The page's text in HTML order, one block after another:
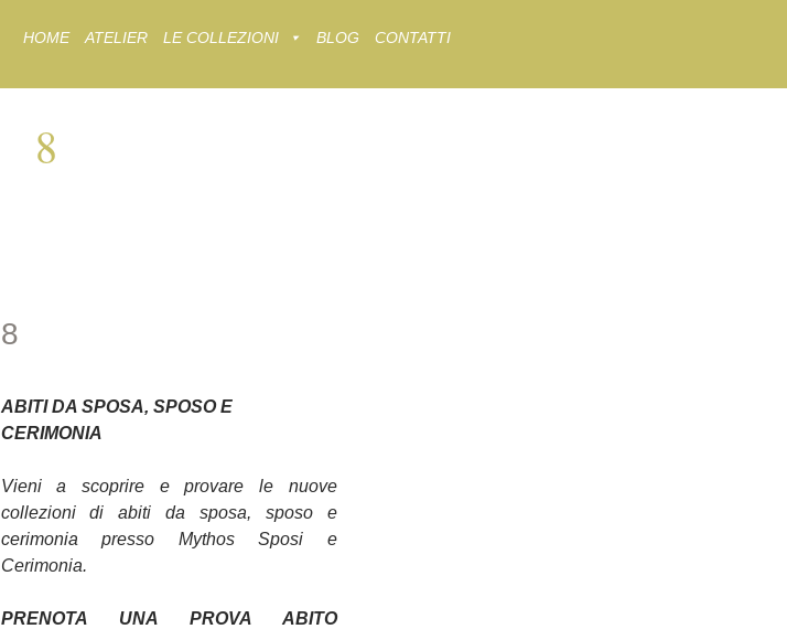
to
HOME ATELIER LE COLLEZIONI BLOG CONTATTI
8
8
ABITI DA SPOSA, SPOSO E
CERIMONIA
Vieni a scoprire e provare le nuove
collezioni di abiti da sposa, sposo e
cerimonia presso Mythos Sposi e
Cerimonia.
PRENOTA UNA PROVA ABITO